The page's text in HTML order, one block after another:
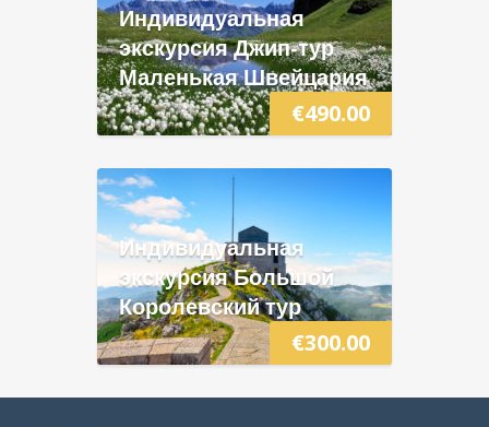
€490.00
Индивидуальная
экскурсия Джип-тур
Маленькая Швейцария
€300.00
Индивидуальная
экскурсия Большой
Королевский тур